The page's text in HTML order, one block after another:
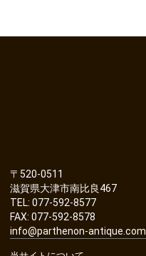
〒520-0511
滋賀県大津市南比良467
TEL: 077-592-8577
FAX: 077-592-8578
info@parthenon-antique.com